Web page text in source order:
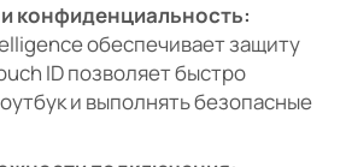
конфиденциальность:
обеспечивает защиту
ID позволяет быстро
и выполнять безопасные